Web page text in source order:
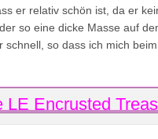
er relativ schön ist, da er
so eine dicke Masse auf
schnell, so dass ich mich
LE Encrusted